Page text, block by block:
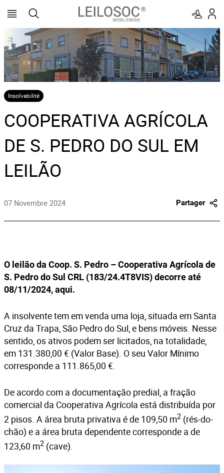
Insolvabilité
COOPERATIVA AGRÍCOLA
DE S. PEDRO DO SUL EM
LEILÃO
07 Novembre 2024 Partager
O leilão da Coop. S. Pedro – Cooperativa Agrícola de
S. Pedro do Sul CRL (183/24.4T8VIS) decorre até
08/11/2024,aqui.
A insolvente tem em venda uma loja, situada em Santa
Cruz da Trapa, São Pedro do Sul, e bens móveis. Nesse
sentido, os ativos podem ser licitados, na totalidade,
em 131.380,00 € (Valor Base). O seu Valor Mínimo
corresponde a 111.865,00 €.
De acordo com a documentação predial, a fração
comercial da Cooperativa Agrícola está distribuída por
2 pisos. A área bruta privativa é de 109,50 m2 (rés-do-
chão) e a área bruta dependente corresponde a de
123,60 m2 (cave).